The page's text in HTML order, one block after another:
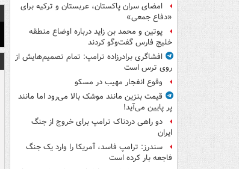
امضای سران پاکستان، عربستان و ترکیه برای
«دفاع جمعی»
پوتین و محمد بن زاید درباره اوضاع منطقه
خلیج فارس گفت‌وگو کردند
افشاگری برادرزاده ترامپ: تمام تصمیم‌هایش از
روی ترس است
وقوع انفجار مهیب در مسکو
قیمت بنزین مانند موشک بالا می‌رود اما مانند
پر پایین می‌آید!
دو راهی دردناک ترامپ برای خروج از جنگ
ایران
سندرز: ترامپ فاسد، آمریکا را وارد یک جنگ
فاجعه بار کرده است